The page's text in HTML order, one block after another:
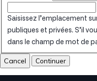
Saisissez l’emplacement
publiques et privées. S’il
dans le champ de mot de
Cancel